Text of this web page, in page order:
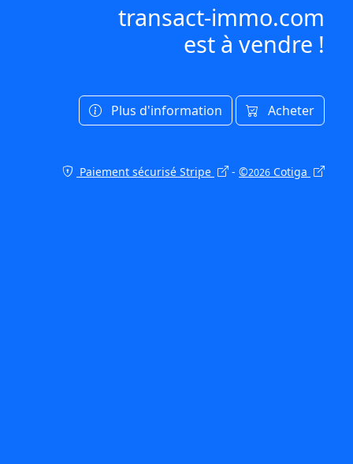
transact-immo.com
est à vendre !
Plus d'information Acheter
Paiement sécurisé Stripe - ©2026 Cotiga